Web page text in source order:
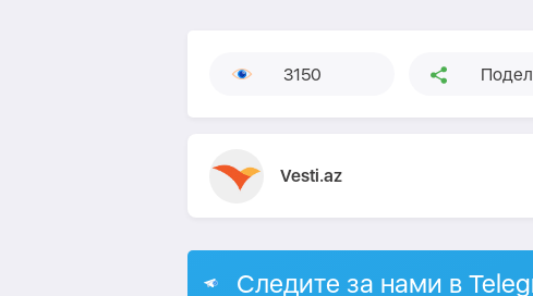
3150
Vesti.az
Следите за нами в